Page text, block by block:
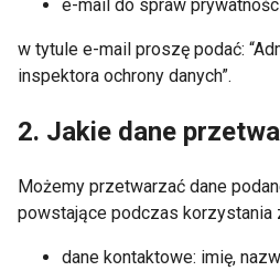
e-mail do spraw
w tytule e-mail proszę podać:
inspektora ochrony danych”.
2. Jakie dane
Możemy przetwarzać dane
powstające podczas korzystania
dane kontaktowe: imię,